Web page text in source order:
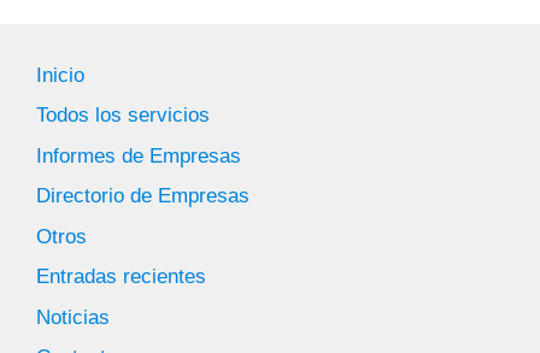
Inicio
Todos los servicios
Informes de Empresas
Directorio de Empresas
Otros
Entradas recientes
Noticias